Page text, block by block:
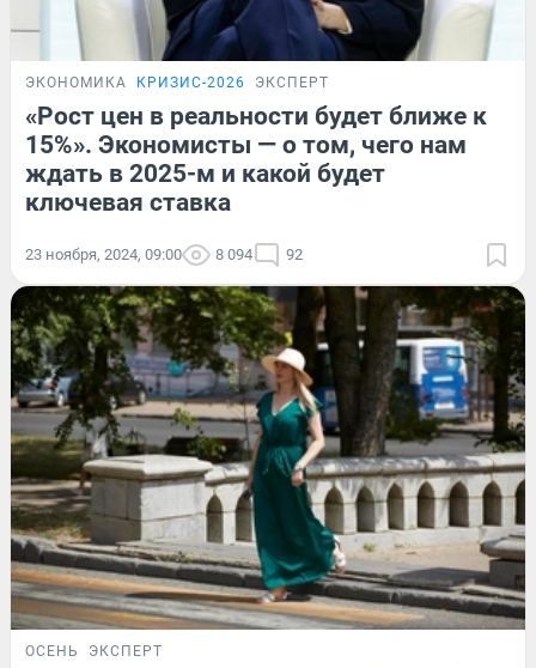
ЭКОНОМИКА КРИЗИС-2026 ЭКСПЕРТ
«Рост цен в реальности будет ближе к
15%». Экономисты — о том, чего нам
ждать в 2025-м и какой будет
ключевая ставка
23 ноября, 2024, 09:00 8 094 92
ОСЕНЬ ЭКСПЕРТ